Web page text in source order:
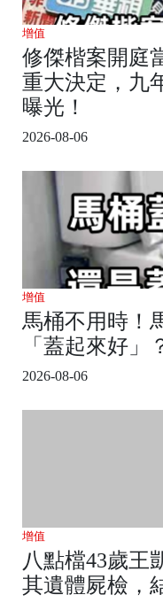
增值
修傑楷案開庭
重大決定，九
曝光！
2026-08-06
增值
馬桶不用時！
「蓋起來好」
2026-08-06
增值
八點檔43歲王
其遺體屍檢，